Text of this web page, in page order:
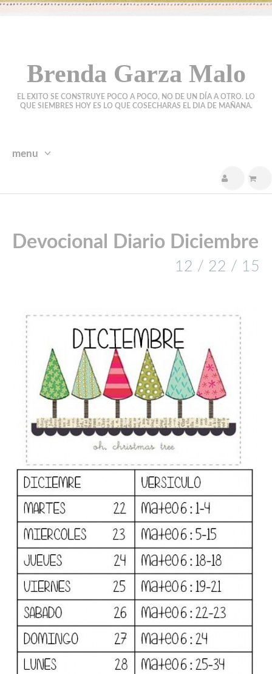
Brenda Garza Malo
EL EXITO SE CONSTRUYE POCO A POCO, NO DE UN DÍA A OTRO. LO
QUE SIEMBRES HOY ES LO QUE COSECHARAS EL DIA DE MAÑANA.
menu
Devocional Diario Diciembre
12 / 22 / 15